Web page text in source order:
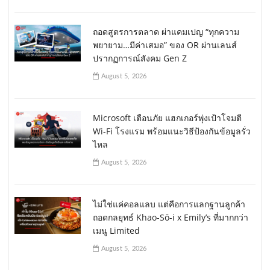
ถอดสูตรการตลาด ผ่าแคมเปญ “ทุกความ
พยายาม…มีค่าเสมอ” ของ OR ผ่านเลนส์
ปรากฏการณ์สังคม Gen Z
August 5, 2026
Microsoft เตือนภัย แฮกเกอร์พุ่งเป้าโจมตี
Wi-Fi โรงแรม พร้อมแนะวิธีป้องกันข้อมูลรั่ว
ไหล
August 5, 2026
ไม่ใช่แค่คอลแลบ แต่คือการแลกฐานลูกค้า
ถอดกลยุทธ์ Khao-Sō-i x Emily’s ที่มากกว่า
เมนู Limited
August 5, 2026